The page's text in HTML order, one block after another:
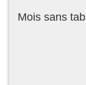
Mois sans